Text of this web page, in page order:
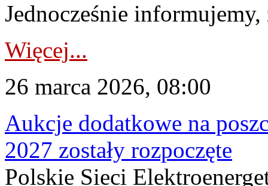
Jednocześnie informujemy,
Więcej...
26 marca 2026, 08:00
Aukcje dodatkowe na
2027 zostały rozpoczęte
Polskie Sieci